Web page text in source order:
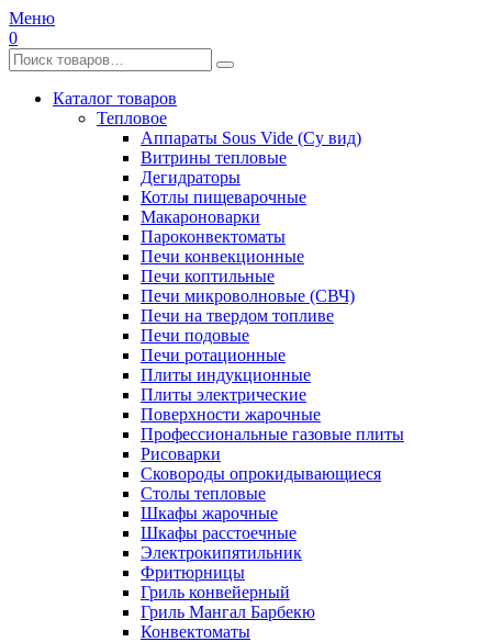
Меню
0
Каталог товаров
Тепловое
Аппараты Sous Vide (Су вид)
Витрины тепловые
Дегидраторы
Котлы пищеварочные
Макароноварки
Пароконвектоматы
Печи конвекционные
Печи коптильные
Печи микроволновые (СВЧ)
Печи на твердом топливе
Печи подовые
Печи ротационные
Плиты индукционные
Плиты электрические
Поверхности жарочные
Профессиональные газовые плиты
Рисоварки
Сковороды опрокидывающиеся
Столы тепловые
Шкафы жарочные
Шкафы расстоечные
Электрокипятильник
Фритюрницы
Гриль конвейерный
Гриль Мангал Барбекю
Конвектоматы